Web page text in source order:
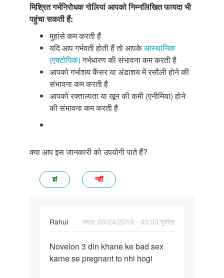
मिश्रित गर्भनिरोधक गोलियां आपको निम्नलिखित फायदा भी
पहुंचा सकती हैं:
मुहांसे कम करती हैं
यदि आप गर्भवती होती हैं तो आपकेआस्थानिक
(एक्टोपिक)गर्भधारण की संभावना कम करती है
आपको गर्भाशय कैंसर या अंडाशय में रसौली होने की
संभावना कम करती है
आपको रक्ताल्पता या खून की कमी (एनीमिया) होने
की संभावना कम करती है
क्या आप इस जानकारी को उपयोगी पाते हैं?
हां नहीं
Rahul
मंगल, 09/24/2019 - 03:03 पूर्वान्ह
Novelon
3
Novelon 3 din khane ke bad sex
karne se pregnant to nhi hogi